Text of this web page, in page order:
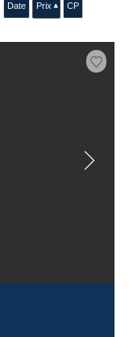
Date Prix CP